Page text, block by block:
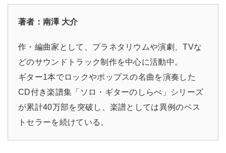
著者：南澤 大介
作・編曲家として、プラネタリウムや演劇、TVな
どのサウンドトラック制作を中心に活動中。
ギター1本でロックやポップスの名曲を演奏した
CD付き楽譜集「ソロ・ギターのしらべ」シリーズ
が累計40万部を突破し、楽譜としては異例のベス
トセラーを続けている。